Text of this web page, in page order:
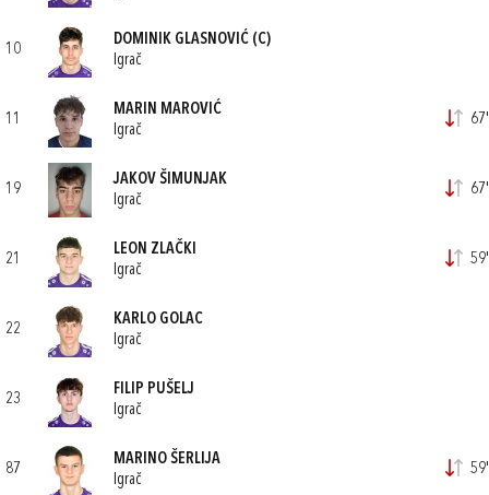
10
DOMINIK GLASNOVIĆ (C)
Igrač
11
MARIN MAROVIĆ
Igrač
67'
19
JAKOV ŠIMUNJAK
Igrač
67'
21
LEON ZLAČKI
Igrač
59'
22
KARLO GOLAC
Igrač
23
FILIP PUŠELJ
Igrač
87
MARINO ŠERLIJA
Igrač
59'